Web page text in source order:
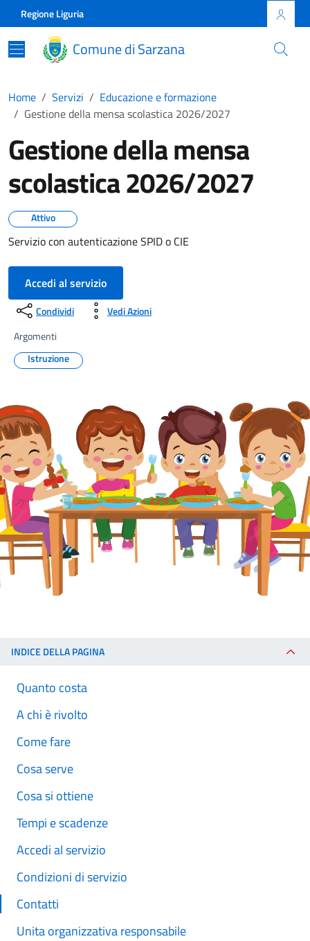
Skip to main content
Comune di Sarzana
Regione Liguria
Comune di Sarzana
Home Servizi
Educazione e formazione
Gestione della mensa scolastica 2026/2027
Gestione della mensa
scolastica 2026/2027
Attivo
Servizio con autenticazione SPID o CIE
Accedi al servizio
Condividi
Vedi Azioni
Argomenti
Istruzione
INDICE DELLA PAGINA
Quanto costa
A chi è rivolto
Come fare
Cosa serve
Cosa si ottiene
Tempi e scadenze
Accedi al servizio
Condizioni di servizio
Contatti
Unita organizzativa responsabile